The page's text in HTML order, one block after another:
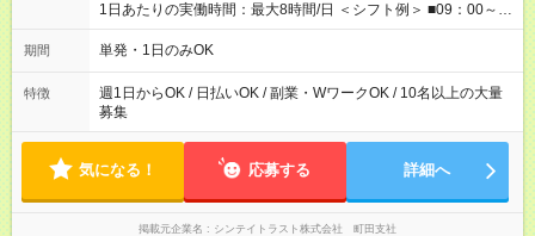
1日あたりの実働時間：最大8時間/日 ＜シフト例＞ ■09：00～
18：00 ■20：00～翌5：00 など！ 上記時間内で、 実働8時
間・休憩1時間／日
期間 単発・1日のみOK
特徴
週1日からOK / 日払いOK / 副業・WワークOK / 10名以上の大量
募集
気になる！ 応募する 詳細へ
掲載元企業名 シンテイトラスト株式会社 町田支社